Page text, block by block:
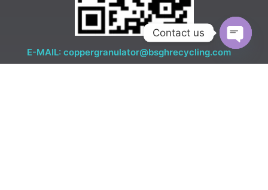
E-MAIL: coppergranulator@bsghrecycling.com
Contact us